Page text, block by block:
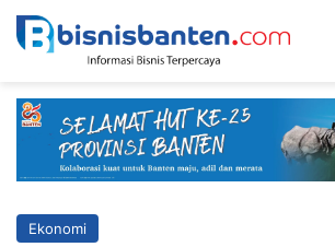
Ekonomi